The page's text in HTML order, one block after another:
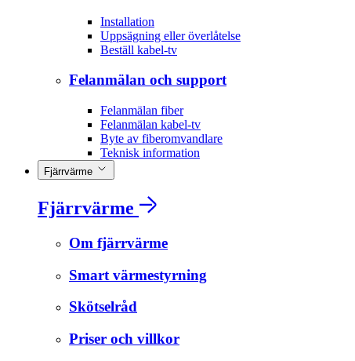
Installation
Uppsägning eller överlåtelse
Beställ kabel-tv
Felanmälan och support
Felanmälan fiber
Felanmälan kabel-tv
Byte av fiberomvandlare
Teknisk information
Fjärrvärme
Fjärrvärme
Om fjärrvärme
Smart värmestyrning
Skötselråd
Priser och villkor